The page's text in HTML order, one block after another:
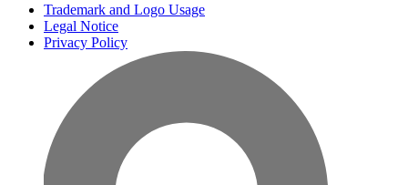
Trademark and Logo Usage
Legal Notice
Privacy Policy